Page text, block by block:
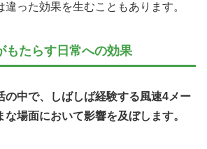
った効果を生むこともあります。
もたらす日常への効果
の中で、しばしば経験する風速4メー
な場面において影響を及ぼします。